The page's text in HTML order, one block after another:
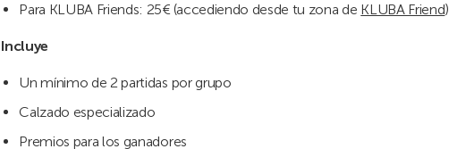
Para KLUBA Friends: 25€ (accediendo desde tu zona de KLUBA Friend)
Incluye
Un mínimo de 2 partidas por grupo
Calzado especializado
Premios para los ganadores